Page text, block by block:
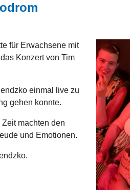
für Erwachsene mit
Konzert von Tim
einmal live zu
gehen konnte.
machten den
und Emotionen.